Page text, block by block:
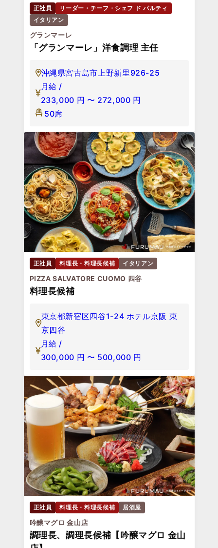
正社員
リーダー・チーフ・シェフ ド パルティ
イタリアン
グランマーレ
「グランマーレ」洋食調理 主任
沖縄県宮古島市上野新里926-25
月給 /
233,000 円 〜 272,000 円
50席
正社員 料理長・料理長候補 イタリアン
PIZZA SALVATORE CUOMO 四谷
料理長候補
東京都新宿区四谷1-24 ホテル京阪 東
京四谷
月給 /
300,000 円 〜 500,000 円
正社員 料理長・料理長候補 居酒屋
吟醸マグロ 金山店
調理長、調理長候補【吟醸マグロ 金山